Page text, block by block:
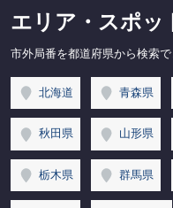
エリア・スポッ
市外局番を都道府県から検索
北海道 青森県
秋田県 山形県
栃木県 群馬県